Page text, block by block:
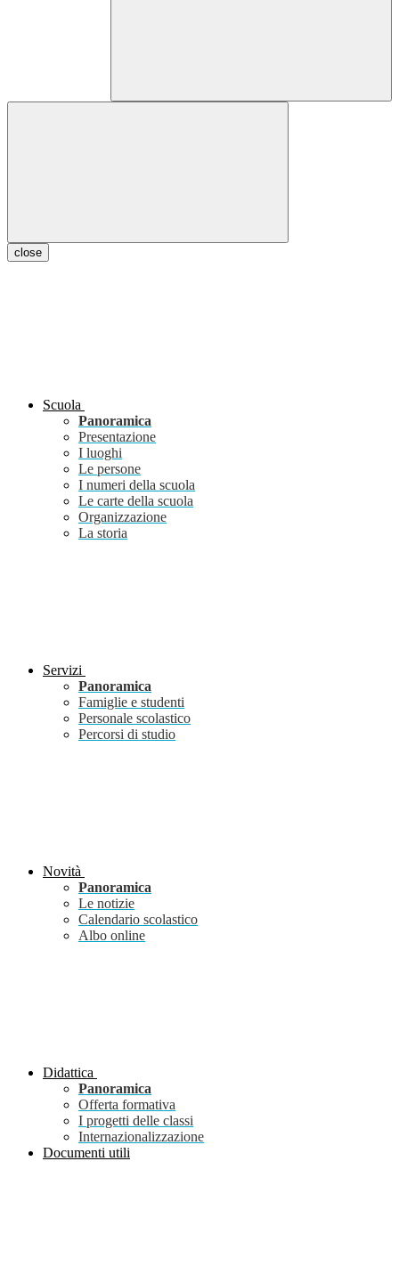
close
Scuola
Panoramica
Presentazione
I luoghi
Le persone
I numeri della scuola
Le carte della scuola
Organizzazione
La storia
Servizi
Panoramica
Famiglie e studenti
Personale scolastico
Percorsi di studio
Novità
Panoramica
Le notizie
Calendario scolastico
Albo online
Didattica
Panoramica
Offerta formativa
I progetti delle classi
Internazionalizzazione
Documenti utili